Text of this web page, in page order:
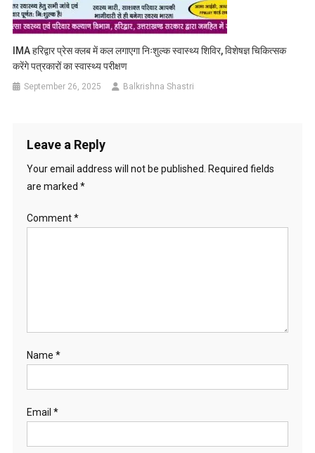
IMA हरिद्वार प्रेस क्लब में कल लगाएगा निःशुल्क स्वास्थ्य शिविर, विशेषज्ञ चिकित्सक
करेंगे पत्रकारों का स्वास्थ्य परीक्षण
September 26, 2025 Balkrishna Shastri
Leave a Reply
Your email address will not be published.
Required fields
are marked *
Comment*
Name *
Email *